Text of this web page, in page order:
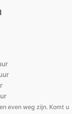
even weg zijn. Komt u